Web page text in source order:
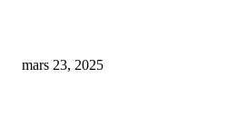
mars 23, 2025